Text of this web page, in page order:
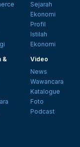
Sejarah
Ekonomi
Profil
Istilah
Ekonomi
&
Video
News
Wawancara
Katalogue
Foto
Podcast